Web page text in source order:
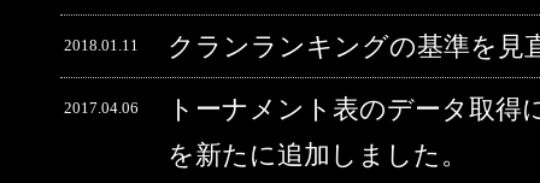
2018.01.11 クランランキングの基準を見
2017.04.06
トーナメント表のデータ取
を新たに追加しました。